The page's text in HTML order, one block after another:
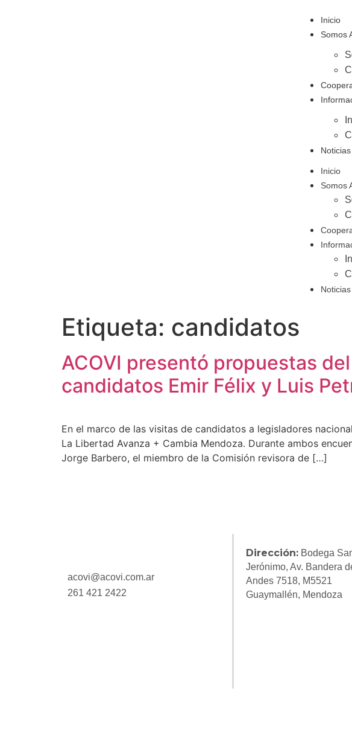
Inicio
Somos
Noticias
Inicio
Somos
Noticias
Etiqueta: candidatos
ACOVI presentó propuestas
candidatos Emir Félix y Luis
En el marco de las visitas de candidatos a legisladores
La Libertad Avanza + Cambia Mendoza. Durante ambos
Jorge Barbero, el miembro de la Comisión revisora de […]
acovi@acovi.com.ar
261 421 2422
Dirección:Bodega
Jerónimo, Av. Bandera
Andes 7518, M5521
Guaymallén, Mendoza